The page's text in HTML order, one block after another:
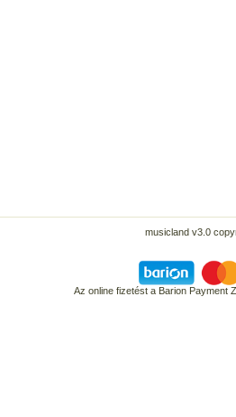
musicland v3.0
Az online fizetést a Barion Payment